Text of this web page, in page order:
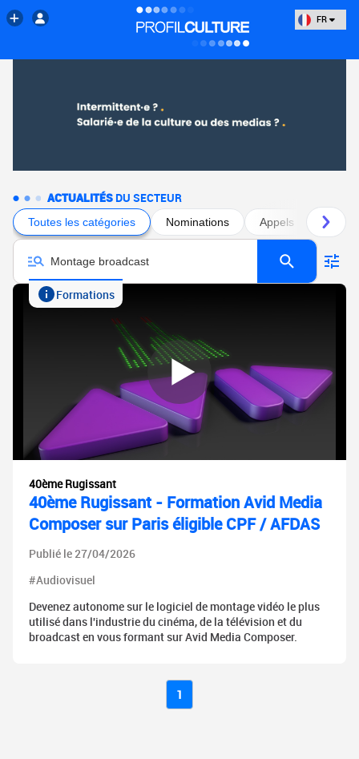
FR
ACTUALITÉS DU SECTEUR
Toutes les catégories Nominations Appels à projets
Formations
40ème Rugissant
40ème Rugissant - Formation Avid Media
Composer sur Paris éligible CPF / AFDAS
Publié le 27/04/2026
#Audiovisuel
Devenez autonome sur le logiciel de montage vidéo le plus
utilisé dans l'industrie du cinéma, de la télévision et du
broadcast en vous formant sur Avid Media Composer.
1